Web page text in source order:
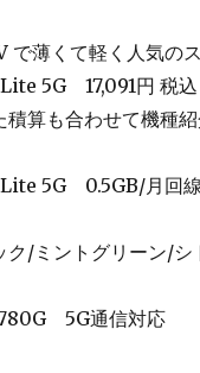
で薄くて軽く人気の
5G 17,091円 税
算も合わせて機種紹
5G 0.5GB/月回
ク/ミントグリーン/シ
5G通信対応